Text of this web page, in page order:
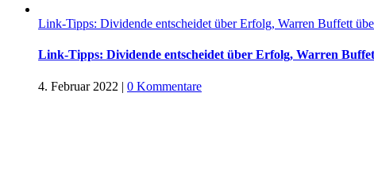
Link-Tipps: Dividende entscheidet über Erfolg, Warren Buffett
Link-Tipps: Dividende entscheidet über Erfolg, Warren
4. Februar 2022 | 0 Kommentare